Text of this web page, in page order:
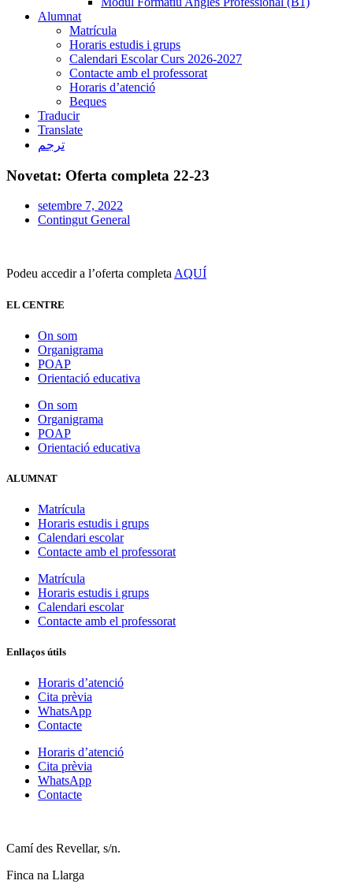
Alumnat
Matrícula
Horaris estudis i grups
Calendari Escolar Curs 2026-2027
Contacte amb el professorat
Horaris d’atenció
Beques
Traducir
Translate
ترجم
Novetat: Oferta completa 22-23
setembre 7, 2022
Contingut General
Podeu accedir a l’oferta completaAQUÍ
EL CENTRE
On som
Organigrama
POAP
Orientació educativa
On som
Organigrama
POAP
Orientació educativa
ALUMNAT
Matrícula
Horaris estudis i grups
Calendari escolar
Contacte amb el professorat
Matrícula
Horaris estudis i grups
Calendari escolar
Contacte amb el professorat
Enllaços útils
Horaris d’atenció
Cita prèvia
WhatsApp
Contacte
Horaris d’atenció
Cita prèvia
WhatsApp
Contacte
Camí des Revellar, s/n.
Finca na Llarga